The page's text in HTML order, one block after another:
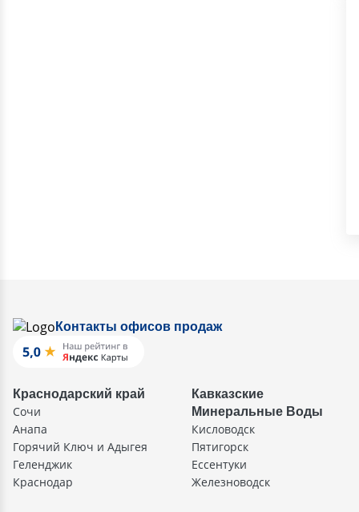
Контакты офисов продаж
Краснодарский край
Сочи
Анапа
Горячий Ключ и Адыгея
Геленджик
Краснодар
Кавказские
Минеральные Воды
Кисловодск
Пятигорск
Ессентуки
Железноводск